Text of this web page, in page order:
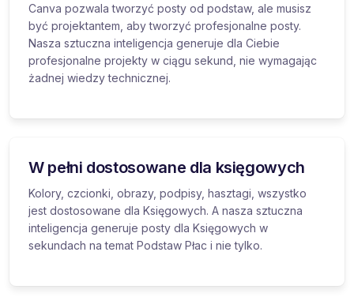
Canva pozwala tworzyć posty od podstaw, ale musisz
być projektantem, aby tworzyć profesjonalne posty.
Nasza sztuczna inteligencja generuje dla Ciebie
profesjonalne projekty w ciągu sekund, nie wymagając
żadnej wiedzy technicznej.
W pełni dostosowane dla księgowych
Kolory, czcionki, obrazy, podpisy, hasztagi, wszystko
jest dostosowane dla Księgowych. A nasza sztuczna
inteligencja generuje posty dla Księgowych w
sekundach na temat Podstaw Płac i nie tylko.